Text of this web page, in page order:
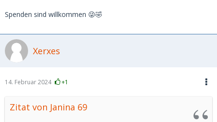
Spenden sind willkommen 😜🤣
Xerxes
14. Februar 2024 +1
Zitat von Janina 69